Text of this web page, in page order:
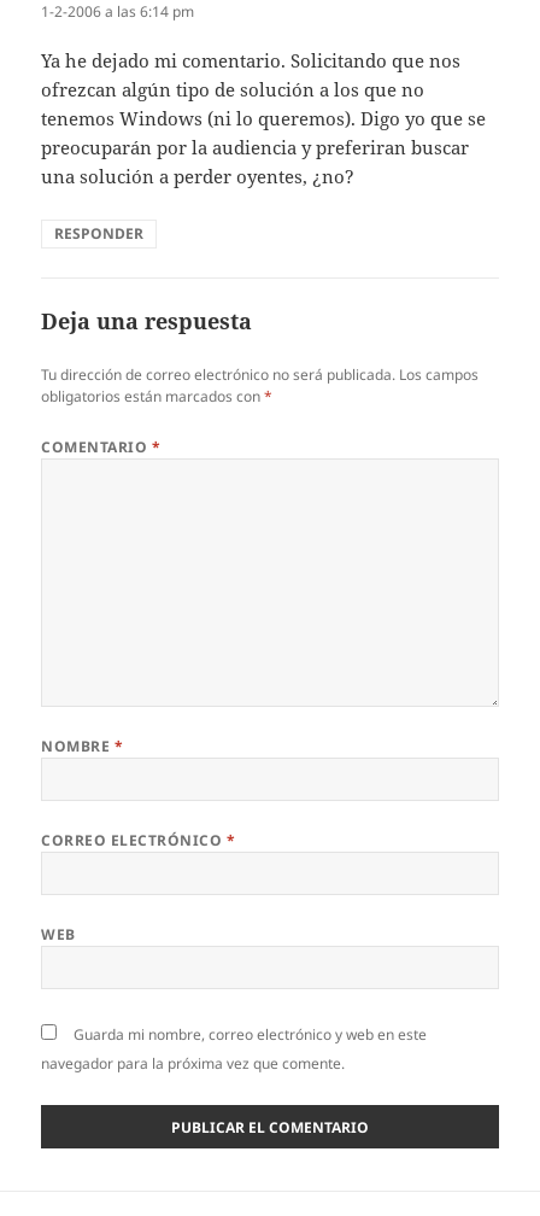
1-2-2006 a las 6:14 pm
Ya he dejado mi comentario. Solicitando que nos
ofrezcan algún tipo de solución a los que no
tenemos Windows (ni lo queremos). Digo yo que se
preocuparán por la audiencia y preferiran buscar
una solución a perder oyentes, ¿no?
RESPONDER
Deja una respuesta
Tu dirección de correo electrónico no será publicada. Los campos
obligatorios están marcados con*
COMENTARIO *
NOMBRE *
CORREO ELECTRÓNICO *
WEB
Guarda mi nombre, correo electrónico y web en este
navegador para la próxima vez que comente.